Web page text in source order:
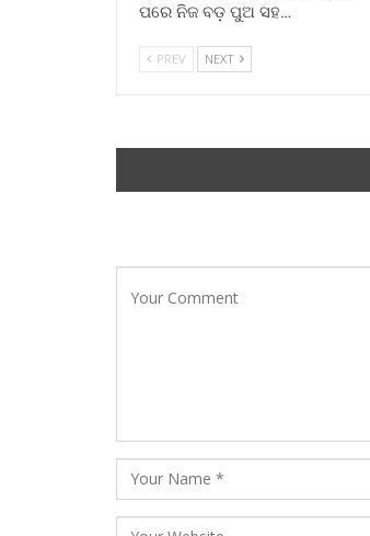
ପରେ ନିଜ ବଡ଼ ପୁଅ ସହ…
PREV NEXT